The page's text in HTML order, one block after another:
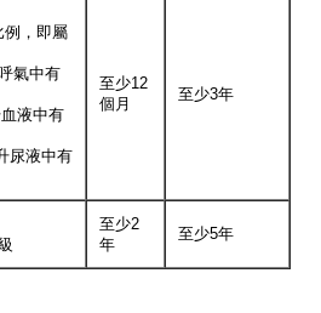
例，即屬
氣中有
液中有
尿液中有
至少12
個月
至少3年
至少2
年
至少5年